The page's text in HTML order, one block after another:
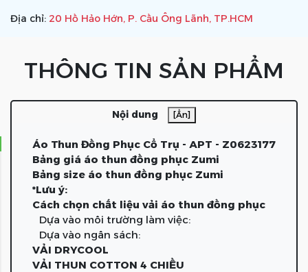
Địa chỉ: 20 Hồ Hảo Hớn, P. Cầu Ông Lãnh, TP.HCM
THÔNG TIN SẢN PHẨM
Nội dung [Ẩn]
Áo Thun Đồng Phục Cổ Trụ - APT - Z0623177
Bảng giá áo thun đồng phục Zumi
Bảng size áo thun đồng phục Zumi
*Lưu ý:
Cách chọn chất liệu vải áo thun đồng phục
Dựa vào môi trường làm việc:
Dựa vào ngân sách:
VẢI DRYCOOL
VẢI THUN COTTON 4 CHIỀU